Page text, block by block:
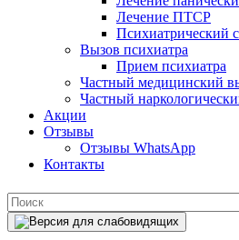
Лечение ПТСР
Психиатрический
Вызов психиатра
Прием психиатра
Частный медицинский
Частный
Акции
Отзывы
Отзывы WhatsApp
Контакты